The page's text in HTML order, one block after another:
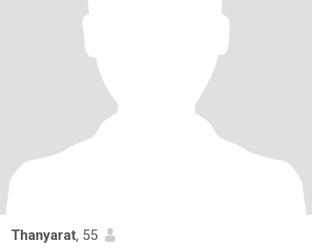
Thanyarat, 55